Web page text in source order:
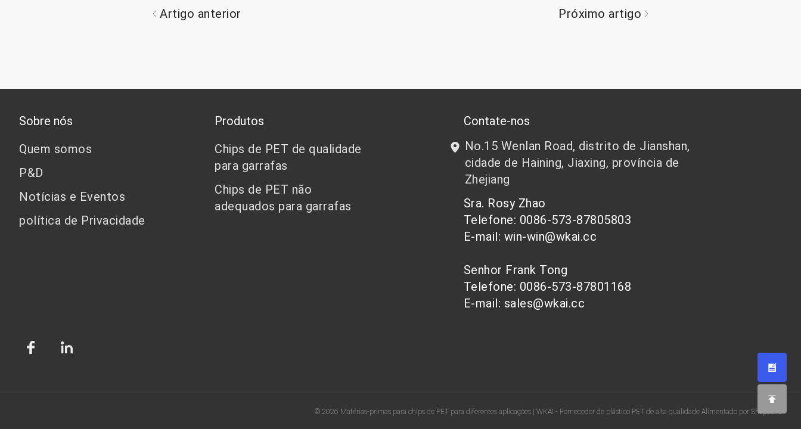
Artigo anterior Próximo artigo
Sobre nós
Quem somos
P&D
Notícias e Eventos
política de Privacidade
Produtos
Chips de PET de qualidade
para garrafas
Chips de PET não
adequados para garrafas
Contate-nos
No.15 Wenlan Road, distrito de Jianshan,
cidade de Haining, Jiaxing, província de
Zhejiang
Sra. Rosy Zhao
Telefone: 0086-573-87805803
E-mail: win-win@wkai.cc
Senhor Frank Tong
Telefone: 0086-573-87801168
E-mail: sales@wkai.cc
© 2026 Matérias-primas para chips de PET para diferentes aplicações | WKAI - Fornecedor de plástico PET de alta qualidade Alimentado por Shopastro